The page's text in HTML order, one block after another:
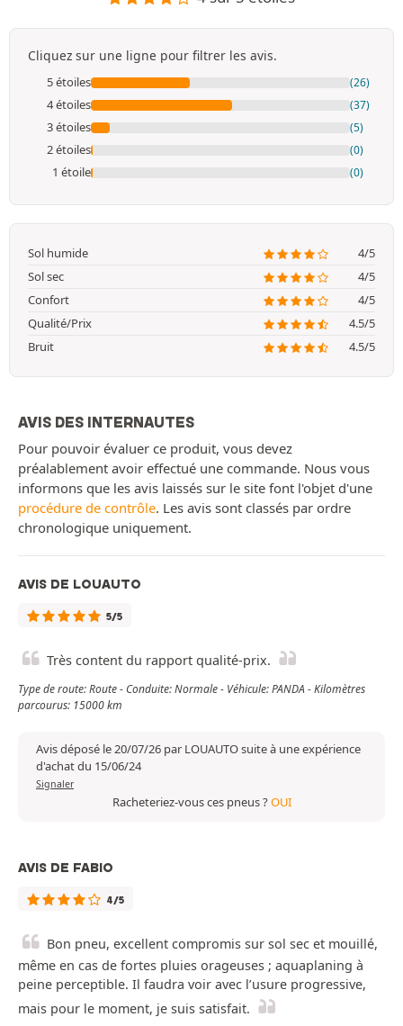
Cliquez sur une ligne pour filtrer les avis.
5 étoiles (26)
4 étoiles (37)
3 étoiles (5)
2 étoiles (0)
1 étoile (0)
Sol humide
4/5
Sol sec
4/5
Confort
4/5
Qualité/Prix
4.5/5
Bruit
4.5/5
AVIS DES INTERNAUTES
Pour pouvoir évaluer ce produit, vous devez
préalablement avoir effectué une commande. Nous vous
informons que les avis laissés sur le site font l'objet d'une
procédure de contrôle. Les avis sont classés par ordre
chronologique uniquement.
AVIS DE LOUAUTO
5/5
Très content du rapport qualité-prix.
Type de route: Route - Conduite: Normale - Véhicule: PANDA - Kilomètres
parcourus: 15000 km
Avis déposé le 20/07/26 par LOUAUTO suite à une expérience
d'achat du 15/06/24
Signaler
Racheteriez-vous ces pneus ?OUI
AVIS DE FABIO
4/5
Bon pneu, excellent compromis sur sol sec et mouillé,
même en cas de fortes pluies orageuses ; aquaplaning à
peine perceptible. Il faudra voir avec l’usure progressive,
mais pour le moment, je suis satisfait.